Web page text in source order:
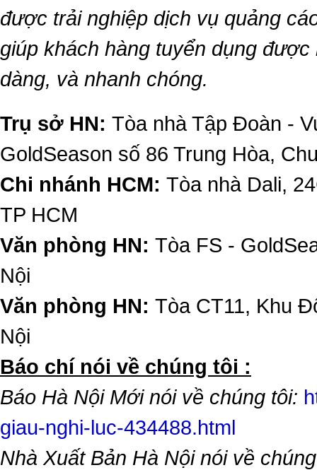
được trải nghiệp dịch vụ quảng
giúp khách hàng tuyển dụng
dàng, và nhanh chóng.
Trụ sở HN: Tòa nhà Tập Đoàn -
GoldSeason số 86 Trung Hòa,
Chi nhánh HCM: Tòa nhà Dali,
TP HCM
Văn phòng HN: Tòa FS -
Nội
Văn phòng HN: Tòa CT11, Khu
Nội
​Báo chí nói về chúng tôi :
Báo Hà Nội Mới nói về chúng tôi:
giau-nghi-luc-434488.html
Nhà Xuất Bản Hà Nội nói về chúng